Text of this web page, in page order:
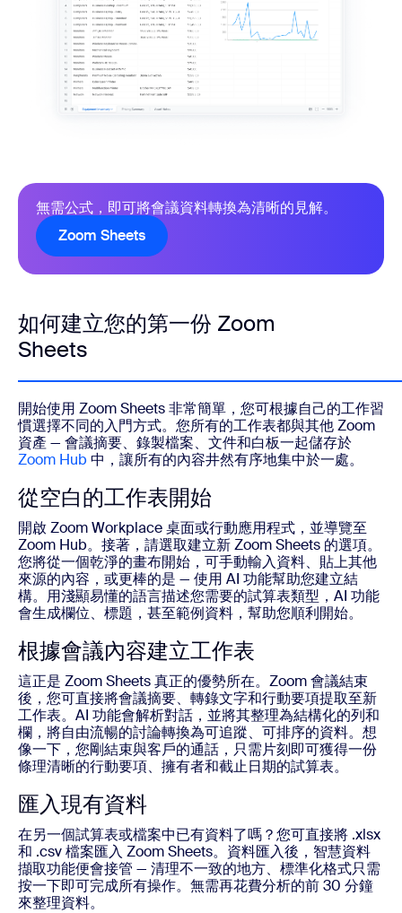
無需公式，即可將會議資料轉換為清晰的見解。
Zoom Sheets
如何建立您的第一份 Zoom
Sheets
開始使用 Zoom Sheets 非常簡單，您可根據自己的工作習
慣選擇不同的入門方式。您所有的工作表都與其他 Zoom
資產 — 會議摘要、錄製檔案、文件和白板一起儲存於
Zoom Hub 中，讓所有的內容井然有序地集中於一處。
從空白的工作表開始
開啟 Zoom Workplace 桌面或行動應用程式，並導覽至
Zoom Hub。接著，請選取建立新 Zoom Sheets 的選項。
您將從一個乾淨的畫布開始，可手動輸入資料、貼上其他
來源的內容，或更棒的是 — 使用 AI 功能幫助您建立結
構。用淺顯易懂的語言描述您需要的試算表類型，AI 功能
會生成欄位、標題，甚至範例資料，幫助您順利開始。
根據會議內容建立工作表
這正是 Zoom Sheets 真正的優勢所在。Zoom 會議結束
後，您可直接將會議摘要、轉錄文字和行動要項提取至新
工作表。AI 功能會解析對話，並將其整理為結構化的列和
欄，將自由流暢的討論轉換為可追蹤、可排序的資料。想
像一下，您剛結束與客戶的通話，只需片刻即可獲得一份
條理清晰的行動要項、擁有者和截止日期的試算表。
匯入現有資料
在另一個試算表或檔案中已有資料了嗎？您可直接將 .xlsx
和 .csv 檔案匯入 Zoom Sheets。資料匯入後，智慧資料
擷取功能便會接管 — 清理不一致的地方、標準化格式只需
按一下即可完成所有操作。無需再花費分析的前 30 分鐘
來整理資料。